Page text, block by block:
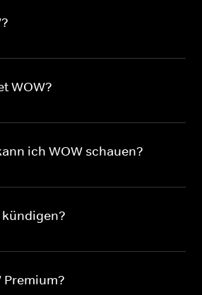
WOW?
ich WOW schauen?
Premium?